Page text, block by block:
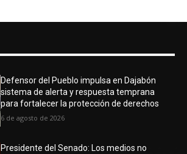
Defensor del Pueblo impulsa en Dajabón
sistema de alerta y respuesta temprana
para fortalecer la protección de derechos
6 de agosto de 2026
Presidente del Senado: Los medios no